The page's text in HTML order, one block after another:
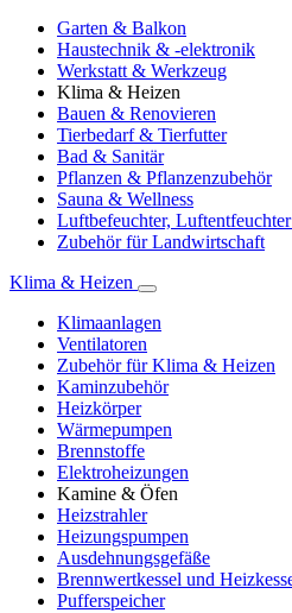
Garten & Balkon
Haustechnik & -elektronik
Werkstatt & Werkzeug
Klima & Heizen
Bauen & Renovieren
Tierbedarf & Tierfutter
Bad & Sanitär
Pflanzen & Pflanzenzubehör
Sauna & Wellness
Luftbefeuchter,
Zubehör für Landwirtschaft
Klima & Heizen
Klimaanlagen
Ventilatoren
Zubehör für Klima & Heizen
Kaminzubehör
Heizkörper
Wärmepumpen
Brennstoffe
Elektroheizungen
Kamine & Öfen
Heizstrahler
Heizungspumpen
Ausdehnungsgefäße
Brennwertkessel und
Pufferspeicher